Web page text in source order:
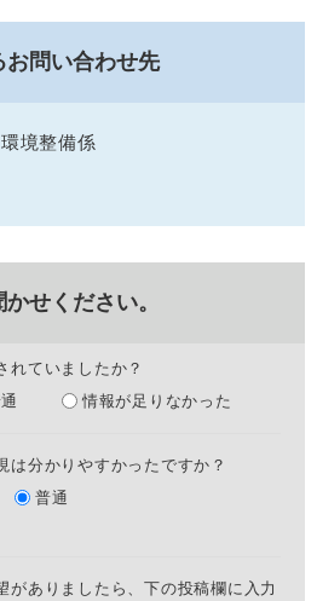
お問い合わせ先
境整備係
せください。
れていましたか？
情報が足りなかった
は分かりやすかったですか？
普通
がありましたら、下の投稿欄に入力